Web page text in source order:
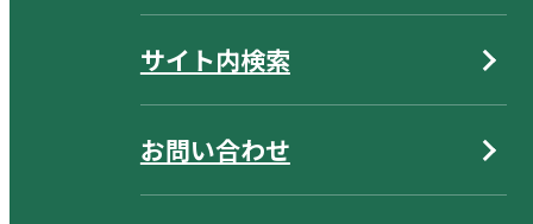
サイト内検索
お問い合わせ